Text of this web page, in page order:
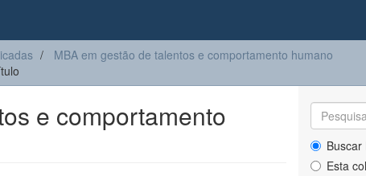
MBA em gestão de talentos e comportamento humano
e comportamento
Buscar
Esta